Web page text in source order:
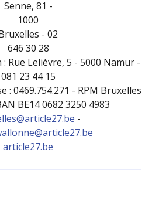
Senne, 81 -
1000
- 02
646 30 28
Rue Lelièvre, 5 - 5000 Namur -
081 23 44 15
: 0469.754.271 - RPM Bruxelles
BE14 0682 3250 4983
-
article27.be